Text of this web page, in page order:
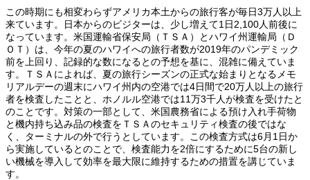
【ハワイ不動産】カイナハレハワイわくわく不動産便り
Vol.227
この時期にも相変わらずアメリカ本土からの旅行客が毎日3万人以上
来ています。日本からのビジターは、少し増えて1日2,100人前後に
なっています。米国運輸省保安局（ＴＳＡ）とハワイ州運輸局（Ｄ
ＯＴ）は、今年の夏のハワイへの旅行者数が2019年のパンデミック
前を上回り、記録的な数になるとの予想を基に、混雑に備えていま
す。ＴＳＡによれば、夏の旅行シーズンの正式な始まりとなるメモ
リアルデーの週末にハワイ州内の空港では4日間で20万人以上の旅行
者を検査したことと、ホノルル空港では11万3千人が検査を受けたと
のことです。対策の一部として、米国農務省による預け入れ手荷物
と機内持ち込み品の検査をＴＳＡのセキュリティ検査の後ではな
く、ターミナルの外で行うとしています。この検査方式は6月1日か
ら実施しているとのことで、検査能力を2倍にするために5台の新し
い機械を導入して効率を最大限に維持するための措置を講じていま
す。